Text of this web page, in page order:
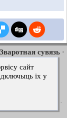
Зваротная сувязь ·
·
·
сайт
іх у